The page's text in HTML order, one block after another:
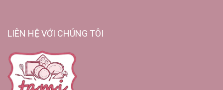
LIÊN HỆ VỚI CHÚNG TÔI